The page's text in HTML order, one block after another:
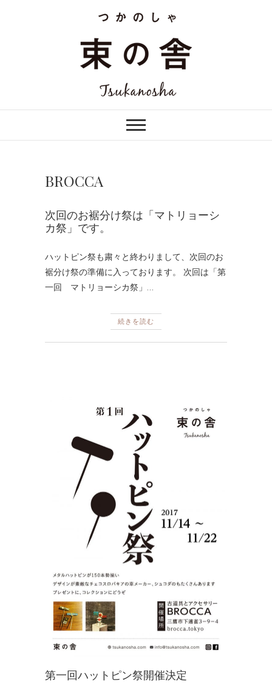
束の舎 | つかのし
ゃ tsukanosha
BROCCA
次回のお裾分け祭は「マトリョーシ
カ祭」です。
ハットピン祭も粛々と終わりまして、次回のお
裾分け祭の準備に入っております。 次回は「第
一回 マトリョーシカ祭」…
続きを読む
第一回ハットピン祭開催決定